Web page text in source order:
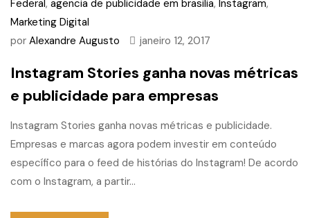
Federal, agencia de publicidade em brasilia, Instagram,
Marketing Digital
por Alexandre Augusto janeiro 12, 2017
Instagram Stories ganha novas métricas
e publicidade para empresas
Instagram Stories ganha novas métricas e publicidade.
Empresas e marcas agora podem investir em conteúdo
específico para o feed de histórias do Instagram! De acordo
com o Instagram, a partir...